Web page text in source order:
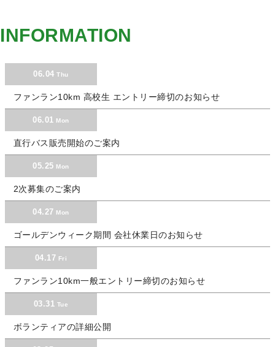
INFORMATION
06.04 Thu
ファンラン10km 高校生 エントリー締切のお知らせ
06.01 Mon
直行バス販売開始のご案内
05.25 Mon
2次募集のご案内
04.27 Mon
ゴールデンウィーク期間 会社休業日のお知らせ
04.17 Fri
ファンラン10km一般エントリー締切のお知らせ
03.31 Tue
ボランティアの詳細公開